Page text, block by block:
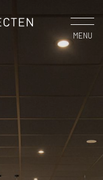
MENU